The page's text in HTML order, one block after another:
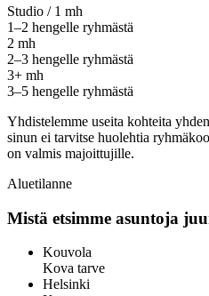
Studio / 1 mh
1–2 hengelle ryhmästä
2 mh
2–3 hengelle ryhmästä
3+ mh
3–5 hengelle ryhmästä
Yhdistelemme useita kohteita
sinun ei tarvitse huolehtia
on valmis majoittujille.
Aluetilanne
Mistä etsimme asuntoja
Kouvola
Kova tarve
Helsinki